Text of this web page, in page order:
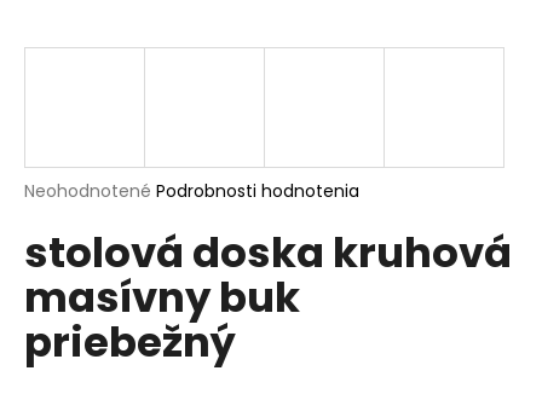
Priemerné
produktu
je
5
hviezdičiek.
Neohodnotené Podrobnosti hodnotenia
stolová doska kruhová
masívny buk
priebežný
j
?
HĽADAŤ